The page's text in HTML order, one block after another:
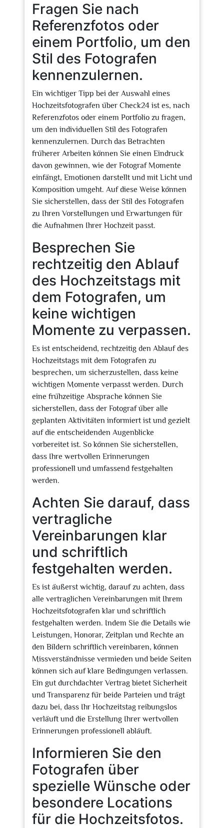
Fragen Sie nach
Referenzfotos oder
einem Portfolio, um den
Stil des Fotografen
kennenzulernen.
Ein wichtiger Tipp bei der Auswahl eines
Hochzeitsfotografen über Check24 ist es, nach
Referenzfotos oder einem Portfolio zu fragen,
um den individuellen Stil des Fotografen
kennenzulernen. Durch das Betrachten
früherer Arbeiten können Sie einen Eindruck
davon gewinnen, wie der Fotograf Momente
einfängt, Emotionen darstellt und mit Licht und
Komposition umgeht. Auf diese Weise können
Sie sicherstellen, dass der Stil des Fotografen
zu Ihren Vorstellungen und Erwartungen für
die Aufnahmen Ihrer Hochzeit passt.
Besprechen Sie
rechtzeitig den Ablauf
des Hochzeitstags mit
dem Fotografen, um
keine wichtigen
Momente zu verpassen.
Es ist entscheidend, rechtzeitig den Ablauf des
Hochzeitstags mit dem Fotografen zu
besprechen, um sicherzustellen, dass keine
wichtigen Momente verpasst werden. Durch
eine frühzeitige Absprache können Sie
sicherstellen, dass der Fotograf über alle
geplanten Aktivitäten informiert ist und gezielt
auf die entscheidenden Augenblicke
vorbereitet ist. So können Sie sicherstellen,
dass Ihre wertvollen Erinnerungen
professionell und umfassend festgehalten
werden.
Achten Sie darauf, dass
vertragliche
Vereinbarungen klar
und schriftlich
festgehalten werden.
Es ist äußerst wichtig, darauf zu achten, dass
alle vertraglichen Vereinbarungen mit Ihrem
Hochzeitsfotografen klar und schriftlich
festgehalten werden. Indem Sie die Details wie
Leistungen, Honorar, Zeitplan und Rechte an
den Bildern schriftlich vereinbaren, können
Missverständnisse vermieden und beide Seiten
können sich auf klare Bedingungen verlassen.
Ein gut durchdachter Vertrag bietet Sicherheit
und Transparenz für beide Parteien und trägt
dazu bei, dass Ihr Hochzeitstag reibungslos
verläuft und die Erstellung Ihrer wertvollen
Erinnerungen professionell abläuft.
Informieren Sie den
Fotografen über
spezielle Wünsche oder
besondere Locations
für die Hochzeitsfotos.